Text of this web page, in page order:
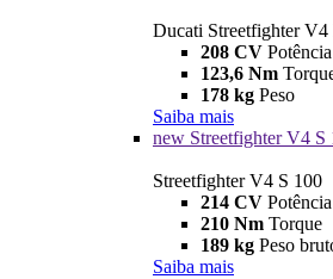
Ducati Streetfighter
208 CV Potência
123,6 Nm
178 kg Peso
Saiba mais
new Streetfighter V4 S
Streetfighter V4 S 100
214 CV Potência
210 Nm Torque
189 kg Peso
Saiba mais